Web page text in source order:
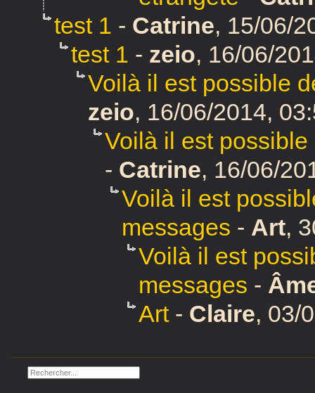
test 1 - Catrine, 15/06/
test 1 - zeio, 16/06/
Voilà il est possible
zeio, 16/06/2014,
Voilà il est
- Catrine, 16/06/
Voilà il est
messages - Art,
Voilà il est
messages -
Art- Claire, 03/